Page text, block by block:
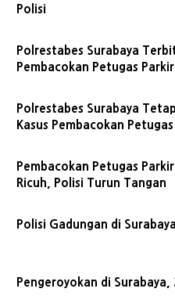
Polisi
Polrestabes Surabaya
Pembacokan Petugas Parkir
Polrestabes Surabaya
Kasus Pembacokan
Pembacokan Petugas
Ricuh, Polisi Turun Tangan
Polisi Gadungan di
Pengeroyokan di Surabaya,